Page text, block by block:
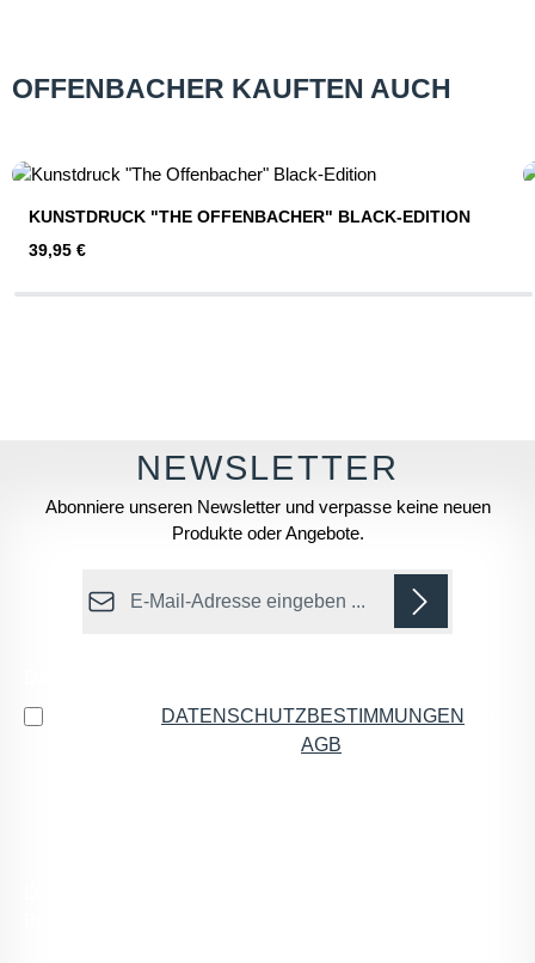
OFFENBACHER KAUFTEN AUCH
KUNSTDRUCK "THE OFFENBACHER" BLACK-EDITION
Regulärer Preis:
39,95 €
Abonniere unseren Newsletter und verpasse keine neuen
Produkte oder Angebote.
E-Mail-Adresse*
DATENSCHUTZBESTIMMUNGEN
AGB